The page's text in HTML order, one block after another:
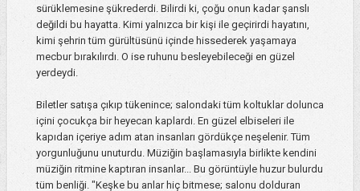
sürüklemesine şükrederdi. Bilirdi ki, çoğu onun kadar şanslı
değildi bu hayatta. Kimi yalnızca bir kişi ile geçirirdi hayatını,
kimi şehrin tüm gürültüsünü içinde hissederek yaşamaya
mecbur bırakılırdı. O ise ruhunu besleyebileceği en güzel
yerdeydi.
Biletler satışa çıkıp tükenince; salondaki tüm koltuklar dolunca
içini çocukça bir heyecan kaplardı. En güzel elbiseleri ile
kapıdan içeriye adım atan insanları gördükçe neşelenir. Tüm
yorgunluğunu unuturdu. Müziğin başlamasıyla birlikte kendini
müziğin ritmine kaptıran insanlar... Bu görüntüyle huzur bulurdu
tüm benliği. "Keşke bu anlar hiç bitmese; salonu dolduran